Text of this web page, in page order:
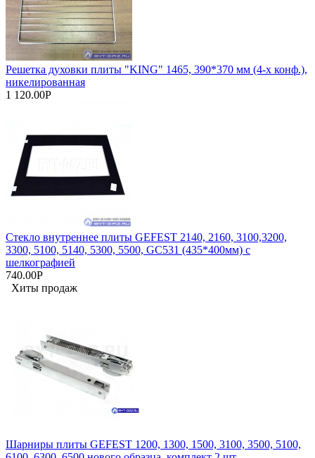
Решетка духовки плиты "KING" 1465, 390*370 мм (4-х конф.),
никелированная
1 120.00Р
Стекло внутреннее плиты GEFEST 2140, 2160, 3100,3200,
3300, 5100, 5140, 5300, 5500, GC531 (435*400мм) с
шелкографией
740.00Р
Хиты продаж
Шарниры плиты GEFEST 1200, 1300, 1500, 3100, 3500, 5100,